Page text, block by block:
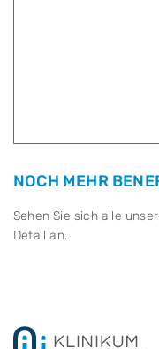
NOCH MEHR
Sehen Sie sich alle
Detail an.